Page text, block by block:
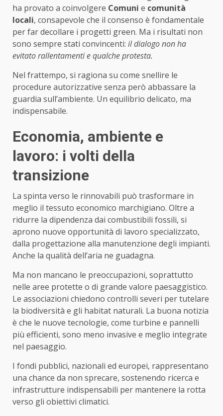
ha provato a coinvolgere Comuni e comunità
locali, consapevole che il consenso è fondamentale
per far decollare i progetti green. Ma i risultati non
sono sempre stati convincenti: il dialogo non ha
evitato rallentamenti e qualche protesta.
Nel frattempo, si ragiona su come snellire le
procedure autorizzative senza però abbassare la
guardia sull’ambiente. Un equilibrio delicato, ma
indispensabile.
Economia, ambiente e
lavoro: i volti della
transizione
La spinta verso le rinnovabili può trasformare in
meglio il tessuto economico marchigiano. Oltre a
ridurre la dipendenza dai combustibili fossili, si
aprono nuove opportunità di lavoro specializzato,
dalla progettazione alla manutenzione degli impianti.
Anche la qualità dell’aria ne guadagna.
Ma non mancano le preoccupazioni, soprattutto
nelle aree protette o di grande valore paesaggistico.
Le associazioni chiedono controlli severi per tutelare
la biodiversità e gli habitat naturali. La buona notizia
è che le nuove tecnologie, come turbine e pannelli
più efficienti, sono meno invasive e meglio integrate
nel paesaggio.
I fondi pubblici, nazionali ed europei, rappresentano
una chance da non sprecare, sostenendo ricerca e
infrastrutture indispensabili per mantenere la rotta
verso gli obiettivi climatici.